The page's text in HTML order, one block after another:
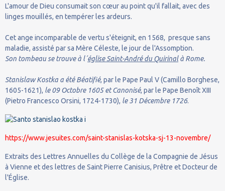
L'amour de Dieu consumait son cœur au point qu'il fallait, avec des
linges mouillés, en tempérer les ardeurs.
Cet ange incomparable de vertu s'éteignit, en 1568, presque sans
maladie, assisté par sa Mère Céleste, le jour de l'Assomption.
Son tombeau se trouve à l´église Saint-André du Quirinalà Rome.
Stanislaw Kostka a été Béatifié, par le Pape Paul V (Camillo Borghese,
1605-1621), le 09 Octobre 1605 et Canonisé, par le Pape Benoît XIII
(Pietro Francesco Orsini, 1724-1730), le 31 Décembre 1726.
https://www.jesuites.com/saint-stanislas-kotska-sj-13-novembre/
Extraits des Lettres Annuelles du Collège de la Compagnie de Jésus
à Vienne et des lettres de Saint Pierre Canisius, Prêtre et Docteur de
l'Église.